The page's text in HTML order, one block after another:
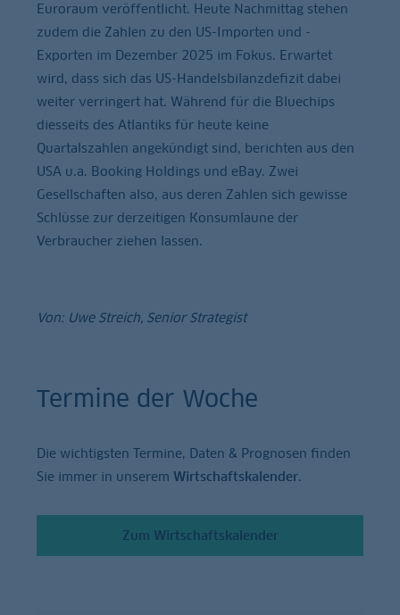
Euroraum veröffentlicht. Heute Nachmittag stehen
zudem die Zahlen zu den US-Importen und -
Exporten im Dezember 2025 im Fokus. Erwartet
wird, dass sich das US-Handelsbilanzdefizit dabei
weiter verringert hat. Während für die Bluechips
diesseits des Atlantiks für heute keine
Quartalszahlen angekündigt sind, berichten aus den
USA u.a. Booking Holdings und eBay. Zwei
Gesellschaften also, aus deren Zahlen sich gewisse
Schlüsse zur derzeitigen Konsumlaune der
Verbraucher ziehen lassen.
Von: Uwe Streich, Senior Strategist
Termine der Woche
Die wichtigsten Termine, Daten & Prognosen finden
Sie immer in unserem Wirtschaftskalender.
Zum Wirtschaftskalender